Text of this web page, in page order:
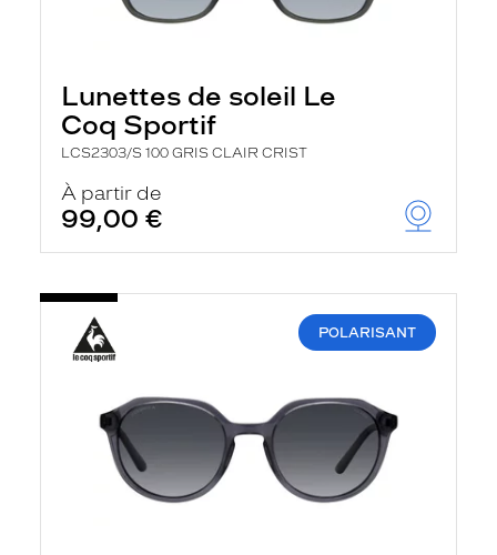
Lunettes de soleil Le
Coq Sportif
LCS2303/S 100 GRIS CLAIR CRIST
À partir de
99,00 €
POLARISANT